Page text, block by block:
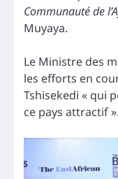
Communauté de
Muyaya.
Le Ministre des
les efforts en
Tshisekedi « qui
ce pays attractif ».